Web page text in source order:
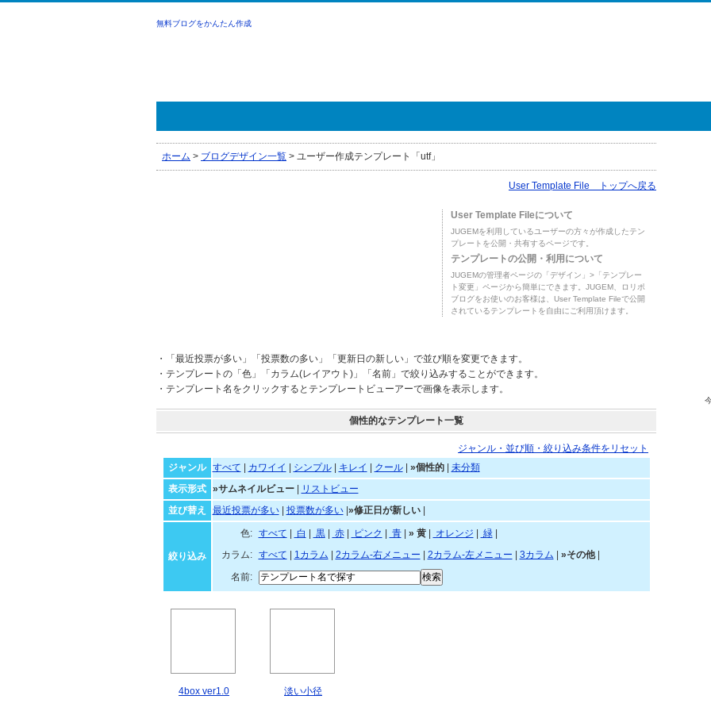
無料ブログをかんたん作成
ホーム > ブログデザイン一覧 > ユーザー作成テンプレート「utf」
User Template File トップへ戻る
User Template Fileについて
JUGEMを利用しているユーザーの方々が作成したテン
プレートを公開・共有するページです。
テンプレートの公開・利用について
JUGEMの管理者ページの「デザイン」>「テンプレー
ト変更」ページから簡単にできます。JUGEM、ロリポ
ブログをお使いのお客様は、User Template Fileで公開
されているテンプレートを自由にご利用頂けます。
・「最近投票が多い」「投票数の多い」「更新日の新しい」で並び順を変更できます。
・テンプレートの「色」「カラム(レイアウト)」「名前」で絞り込みすることができます。
・テンプレート名をクリックするとテンプレートビューアーで画像を表示します。
個性的なテンプレート一覧
ジャンル・並び順・絞り込み条件をリセット
ジャンル
すべて カワイイ シンプル| キレイ クール| »個性的| 未分類
表示形式
»サムネイルビュー|
リストビュー
並び替え
最近投票が多い| 投票数が多い| »修正日が新しい|
絞り込み
色: すべて 白 黒| 赤| ピンク 青| » 黄| オレンジ 緑|
カラム:
すべて 1カラム 2カラム-右メニュー 2カラム-左メニュー 3カラム »その他|
名前:
4box ver1.0 淡い小径